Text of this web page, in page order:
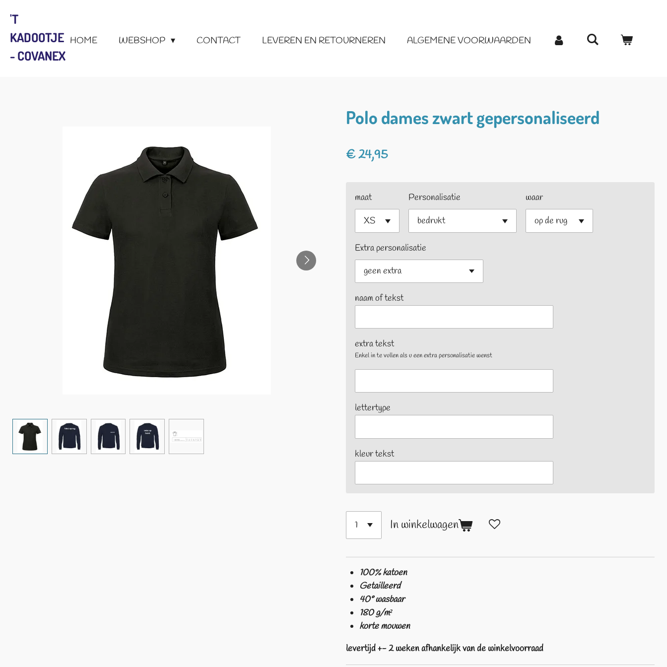
direct
naar
'T
KADOOTJE
- COVANEX
HOME WEBSHOP CONTACT LEVEREN EN RETOURNEREN ALGEMENE VOORWAARDEN
Polo dames zwart gepersonaliseerd
€ 24,95
maat Personalisatie waar
Extra personalisatie
naam of tekst
extra tekst
Enkel in te vullen als u een extra personalisatie wenst
lettertype
kleur tekst
In winkelwagen
100% katoen
Getailleerd
40° wasbaar
180 g/m²
korte mouwen
levertijd +- 2 weken afhankelijk van de winkelvoorraad